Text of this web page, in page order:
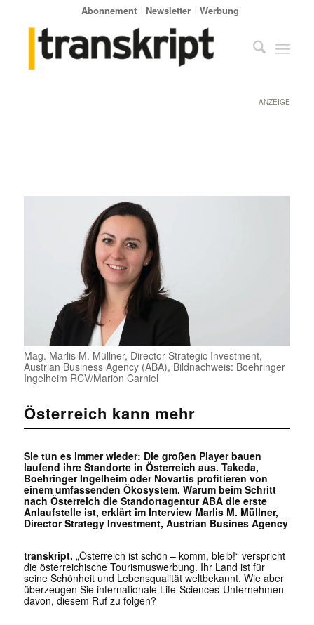
Abonnement Newsletter Werbung
ANZEIGE
Mag. Marlis M. Müllner, Director Strategic Investment,
Austrian Business Agency (ABA), Bildnachweis: Boehringer
Ingelheim RCV/Marion Carniel
Österreich kann mehr
Sie tun es immer wieder: Die großen Player bauen
laufend ihre Standorte in Österreich aus. Takeda,
Boehringer Ingelheim oder Novartis profitieren von
einem umfassenden Ökosystem. Warum beim Schritt
nach Österreich die Standortagentur ABA die erste
Anlaufstelle ist, erklärt im Interview Marlis M. Müllner,
Director Strategy Investment, Austrian Busines Agency
transkript. „Österreich ist schön – komm, bleib!“ verspricht
die österreichische Tourismuswerbung. Ihr Land ist für
seine Schönheit und Lebensqualität weltbekannt. Wie aber
überzeugen Sie internationale Life-Sciences-Unternehmen
davon, diesem Ruf zu folgen?